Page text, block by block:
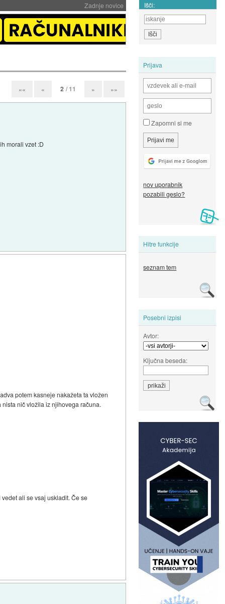
Zadnje novice Išči:
Prijava
Zapomni si me
nov uporabnik
pozabili geslo?
Hitre funkcije
seznam tem
Posebni izpisi
Avtor:
Ključna beseda:
«« « 2 / 11 » »»
morali vzet :D
potem kasneje nakažeta ta vložen
nič vložila iz njihovega računa.
ali se vsaj uskladit. Če se